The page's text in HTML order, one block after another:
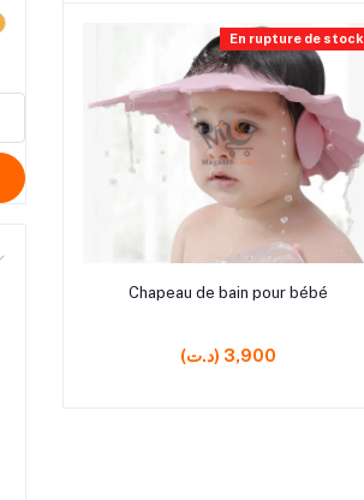
En rupture de stock
Ajouter au panier
Chapeau de bain pour bébé
(د.ت) 3,900